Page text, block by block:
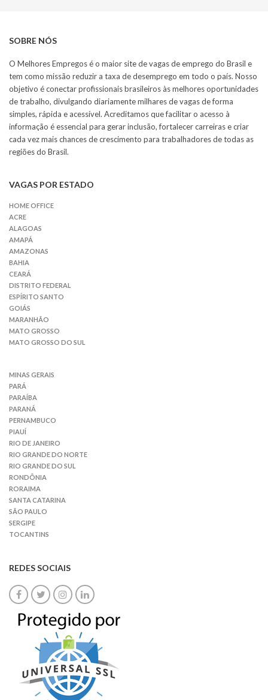
SOBRE NÓS
O Melhores Empregos é o maior site de vagas de emprego do Brasil e
tem como missão reduzir a taxa de desemprego em todo o país. Nosso
objetivo é conectar profissionais brasileiros às melhores oportunidades
de trabalho, divulgando diariamente milhares de vagas de forma
simples, rápida e acessível. Acreditamos que facilitar o acesso à
informação é essencial para gerar inclusão, fortalecer carreiras e criar
cada vez mais chances de crescimento para trabalhadores de todas as
regiões do Brasil.
VAGAS POR ESTADO
HOME OFFICE
ACRE
ALAGOAS
AMAPÁ
AMAZONAS
BAHIA
CEARÁ
DISTRITO FEDERAL
ESPÍRITO SANTO
GOIÁS
MARANHÃO
MATO GROSSO
MATO GROSSO DO SUL
MINAS GERAIS
PARÁ
PARAÍBA
PARANÁ
PERNAMBUCO
PIAUÍ
RIO DE JANEIRO
RIO GRANDE DO NORTE
RIO GRANDE DO SUL
RONDÔNIA
RORAIMA
SANTA CATARINA
SÃO PAULO
SERGIPE
TOCANTINS
REDES SOCIAIS